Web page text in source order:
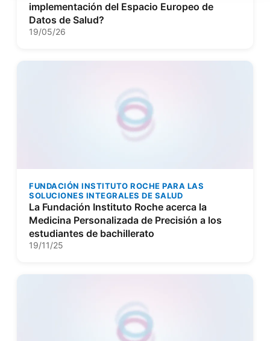
implementación del Espacio Europeo de
Datos de Salud?
19/05/26
FUNDACIÓN INSTITUTO ROCHE PARA LAS
SOLUCIONES INTEGRALES DE SALUD
La Fundación Instituto Roche acerca la
Medicina Personalizada de Precisión a los
estudiantes de bachillerato
19/11/25